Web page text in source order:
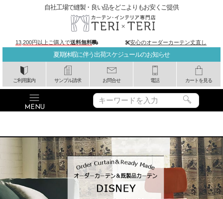
夏期休暇に伴う出荷スケジュールのお知らせ
ご利用案内 サンプル請求 お問合せ 電話 カートを見る
自社工場で縫製・良い品をどこよりもお安くご提供
13,200円以上ご購入で送料無料 安心のオーダーカーテン丈直し